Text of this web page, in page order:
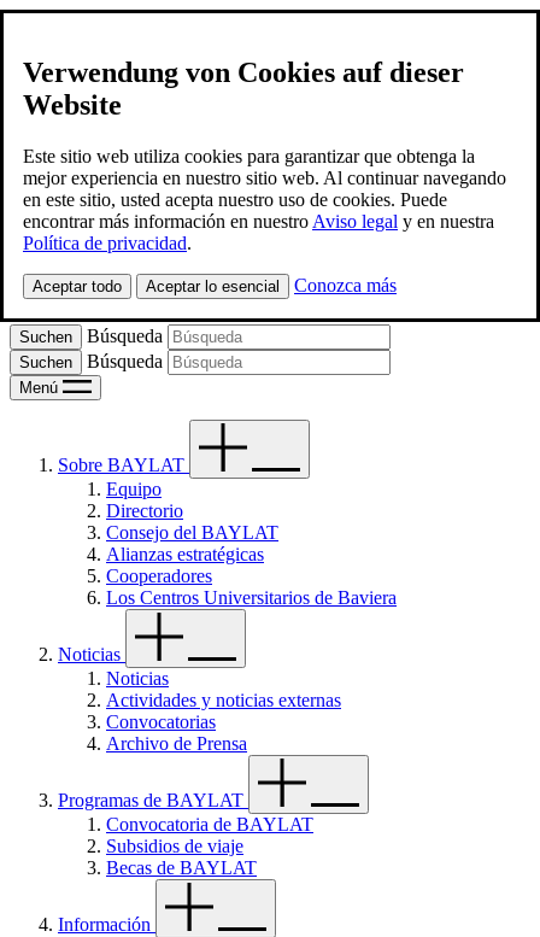
Verwendung von Cookies auf dieser
Website
Este sitio web utiliza cookies para garantizar que obtenga la
mejor experiencia en nuestro sitio web. Al continuar navegando
en este sitio, usted acepta nuestro uso de cookies. Puede
encontrar más información en nuestro Aviso legal y en nuestra
Política de privacidad.
Aceptar todo Aceptar lo esencial Conozca más
Contacto
Spanish
Deutsch
Portugues
Búsqueda
Búsqueda
Menú
Sobre BAYLAT
Equipo
Directorio
Consejo del BAYLAT
Alianzas estratégicas
Cooperadores
Los Centros Universitarios de Baviera
Noticias
Noticias
Actividades y noticias externas
Convocatorias
Archivo de Prensa
Programas de BAYLAT
Convocatoria de BAYLAT
Subsidios de viaje
Becas de BAYLAT
Información